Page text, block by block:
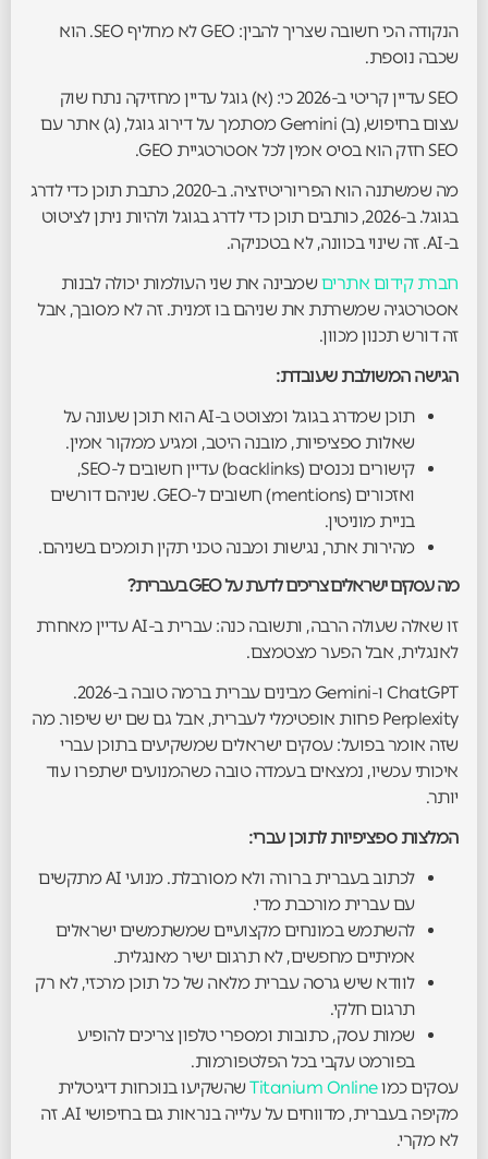
הנקודה הכי חשובה שצריך להבין: GEO לא מחליף SEO. הוא
שכבה נוספת.
SEO עדיין קריטי ב-2026 כי: (א) גוגל עדיין מחזיקה נתח שוק
עצום בחיפוש, (ב) Gemini מסתמך על דירוג גוגל, (ג) אתר עם
SEO חזק הוא בסיס אמין לכל אסטרטגיית GEO.
מה שמשתנה הוא הפריוריטיזציה. ב-2020, כתבת תוכן כדי לדרג
בגוגל. ב-2026, כותבים תוכן כדי לדרג בגוגל ולהיות ניתן לציטוט
ב-AI. זה שינוי בכוונה, לא בטכניקה.
חברת קידום אתרים שמבינה את שני העולמות יכולה לבנות
אסטרטגיה שמשרתת את שניהם בו זמנית. זה לא מסובך, אבל
זה דורש תכנון מכוון.
הגישה המשולבת שעובדת:
תוכן שמדרג בגוגל ומצוטט ב-AI הוא תוכן שעונה על
שאלות ספציפיות, מובנה היטב, ומגיע ממקור אמין.
קישורים נכנסים (backlinks) עדיין חשובים ל-SEO,
ואזכורים (mentions) חשובים ל-GEO. שניהם דורשים
בניית מוניטין.
מהירות אתר, נגישות ומבנה טכני תקין תומכים בשניהם.
מה עסקים ישראלים צריכים לדעת על GEO בעברית?
זו שאלה שעולה הרבה, ותשובה כנה: עברית ב-AI עדיין מאחרת
לאנגלית, אבל הפער מצטמצם.
ChatGPT ו-Gemini מבינים עברית ברמה טובה ב-2026.
Perplexity פחות אופטימלי לעברית, אבל גם שם יש שיפור. מה
שזה אומר בפועל: עסקים ישראלים שמשקיעים בתוכן עברי
איכותי עכשיו, נמצאים בעמדה טובה כשהמנועים ישתפרו עוד
יותר.
המלצות ספציפיות לתוכן עברי:
לכתוב בעברית ברורה ולא מסורבלת. מנועי AI מתקשים
עם עברית מורכבת מדי.
להשתמש במונחים מקצועיים שמשתמשים ישראלים
אמיתיים מחפשים, לא תרגום ישיר מאנגלית.
לוודא שיש גרסה עברית מלאה של כל תוכן מרכזי, לא רק
תרגום חלקי.
שמות עסק, כתובות ומספרי טלפון צריכים להופיע
בפורמט עקבי בכל הפלטפורמות.
עסקים כמוTitanium Onlineשהשקיעו בנוכחות דיגיטלית
מקיפה בעברית, מדווחים על עלייה בנראות גם בחיפושי AI. זה
לא מקרי.